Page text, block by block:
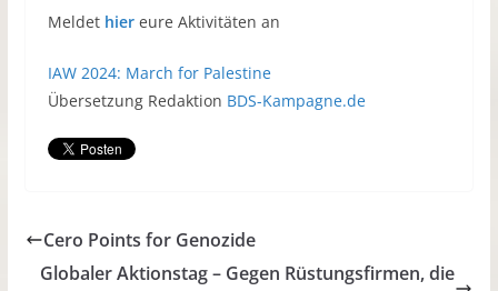
Meldet hiereure Aktivitäten an
IAW 2024: March for Palestine
Übersetzung Redaktion BDS-Kampagne.de
Cero Points for Genozide
Globaler Aktionstag – Gegen Rüstungsfirmen, die